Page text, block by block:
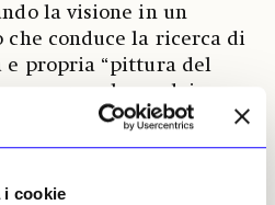
i cookie
la visione in un
conduce la ricerca di
e propria “pittura del
consapevolezza dei